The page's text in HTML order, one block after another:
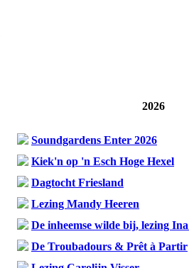
2026
Soundgardens Enter 2026
Kiek'n op 'n Esch Hoge Hexel
Dagtocht Friesland
Lezing Mandy Heeren
De inheemse wilde bij, lezing
De Troubadours & Prêt à Partir